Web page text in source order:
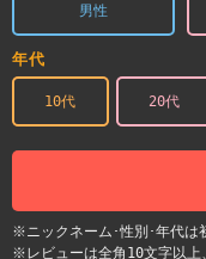
男性
年代
10代 20代
※ニックネーム･性別･年代は
※レビューは全角10文字以上